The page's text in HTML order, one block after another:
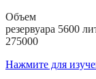
Объем
резервуара 5600
275000
Нажмите для